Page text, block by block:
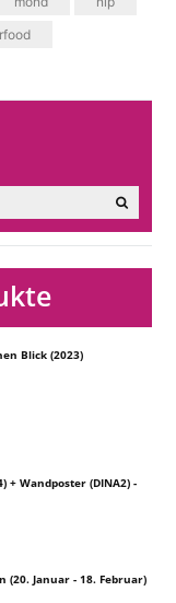
Blick (2023)
+ Wandposter (DINA2) -
(20. Januar - 18. Februar)